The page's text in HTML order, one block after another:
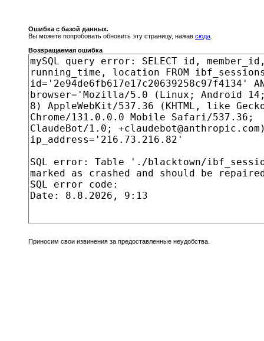
Ошибка с базой данных.
Вы можете попробовать обновить эту страницу, нажав сюда
Возвращаемая ошибка
Приносим свои извинения за предоставленные неудобства.